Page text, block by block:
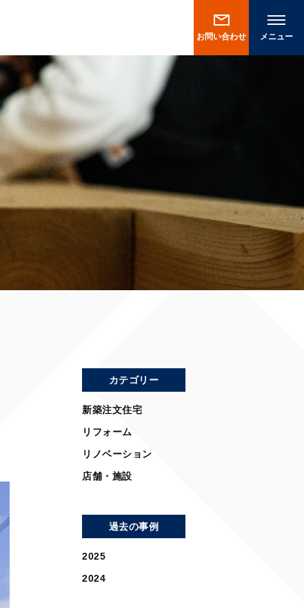
お問い合わせ
カテゴリー
新築注文住宅
リフォーム
リノベーション
店舗・施設
過去の事例
2025
2024